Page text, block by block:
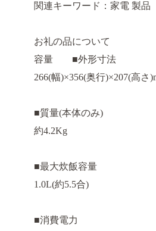
関連キーワード：家電 製品
お礼の品について
容量 ■外形寸法
266(幅)×356(奥行)×207(高
■質量(本体のみ)
約4.2Kg
■最大炊飯容量
1.0L(約5.5合)
■消費電力